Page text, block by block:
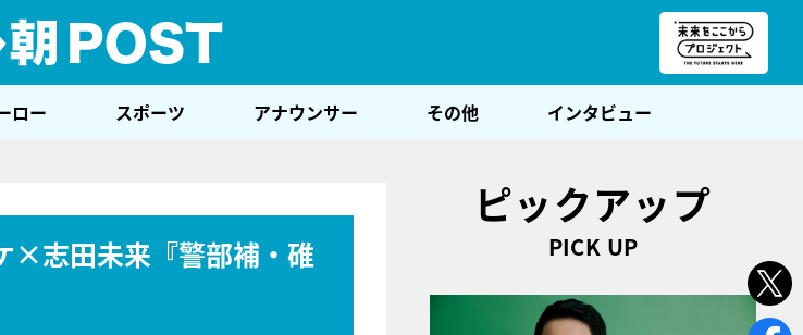
ロー スポーツ アナウンサー その他 インタビュー
志田未来『警部補・碓
ピックアップ
PICK UP